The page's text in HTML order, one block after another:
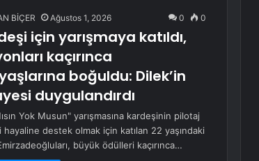
BİÇER Ağustos 1, 2026 0 0
için yarışmaya katıldı,
kaçırınca
boğuldu: Dilek’in
duygulandırdı
Yok Musun" yarışmasına kardeşinin pilotaj
hayaline destek olmak için katılan 22 yaşındaki
büyük ödülleri kaçırınca…